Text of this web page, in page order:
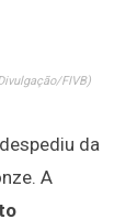
FIVB)
da
A